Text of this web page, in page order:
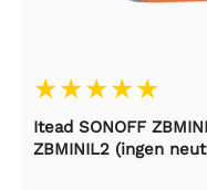
Itead SONOFF
ZBMINIL2 (ingen